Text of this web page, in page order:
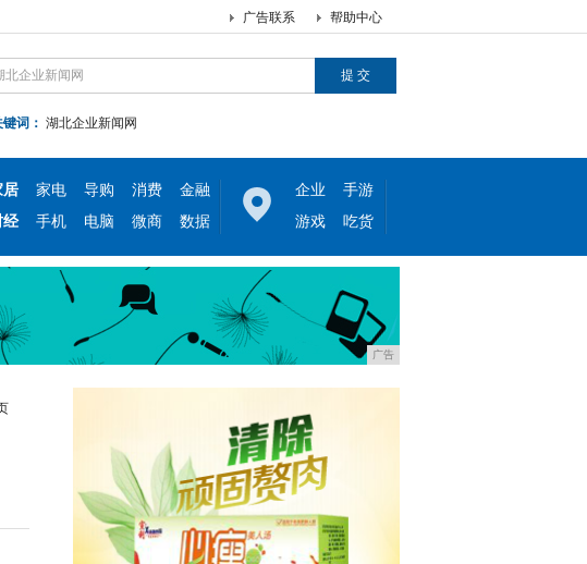
帮助中心
广告联系
词： 湖北企业新闻网
居 家电 导购 消费
金融
经
手机 电脑 微商 数据
企业
手游
游戏
吃货
广告